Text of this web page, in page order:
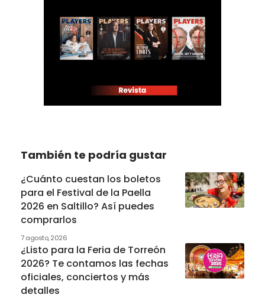
También te podría gustar
¿Cuánto cuestan los boletos
para el Festival de la Paella
2026 en Saltillo? Así puedes
comprarlos
7 agosto, 2026
¿Listo para la Feria de Torreón
2026? Te contamos las fechas
oficiales, conciertos y más
detalles